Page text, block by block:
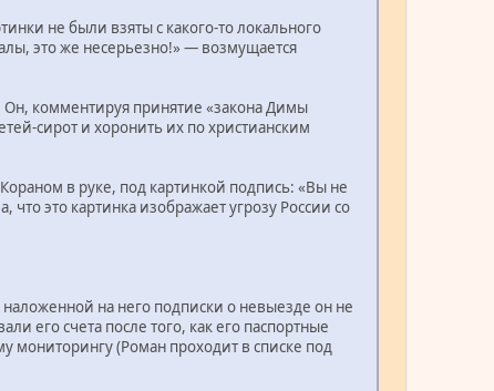
не были взяты с какого-то локального
это же несерьезно!» — возмущается
комментируя принятие «закона Димы
сирот и хоронить их по христианским
в руке, под картинкой подпись: «Вы не
это картинка изображает угрозу России со
на него подписки о невыезде он не
его счета после того, как его паспортные
мониторингу (Роман проходит в списке под